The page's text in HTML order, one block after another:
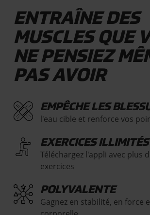
ENTRAÎNE DES
MUSCLES QUE
NE PENSIEZ
PAS AVOIR
EMPÊCHE LES
l'eau cible et renforce vos
EXERCICES ILLIMITÉS
Téléchargez l'appli avec plus
exercices
POLYVALENTE
Gagnez en stabilité, en force